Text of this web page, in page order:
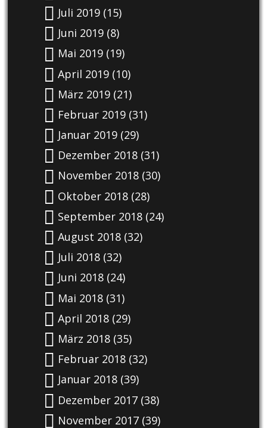
Juli 2019(15)
Juni 2019(8)
Mai 2019(19)
April 2019(10)
März 2019(21)
Februar 2019(31)
Januar 2019(29)
Dezember 2018(31)
November 2018(30)
Oktober 2018(28)
September 2018(24)
August 2018(32)
Juli 2018(32)
Juni 2018(24)
Mai 2018(31)
April 2018(29)
März 2018(35)
Februar 2018(32)
Januar 2018(39)
Dezember 2017(38)
November 2017(39)